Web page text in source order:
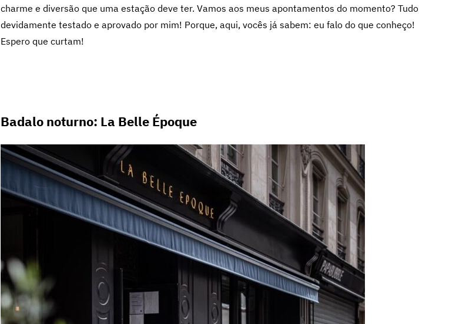
charme e diversão que uma estação deve ter. Vamos aos meus apontamentos do momento? Tudo
devidamente testado e aprovado por mim! Porque, aqui, vocês já sabem: eu falo do que conheço!
Espero que curtam!
Badalo noturno: La Belle Époque